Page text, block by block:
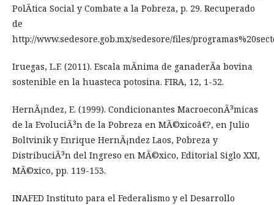
PolÃ­tica Social y Combate a la Pobreza, p. 29. Recuperado
de
http://www.sedesore.gob.mx/sedesore/files/
Iruegas, L.F. (2011). Escala mÃ­nima de ganaderÃ­a bovina
sostenible en la huasteca potosina. FIRA, 12, 1-52.
HernÃ¡ndez, E. (1999). Condicionantes MacroeconÃ³micas
de la EvoluciÃ³n de la Pobreza en MÃ©xicoâ€?, en Julio
Boltvinik y Enrique HernÃ¡ndez Laos, Pobreza y
DistribuciÃ³n del Ingreso en MÃ©xico, Editorial Siglo XXI,
MÃ©xico, pp. 119-153.
INAFED Instituto para el Federalismo y el Desarrollo